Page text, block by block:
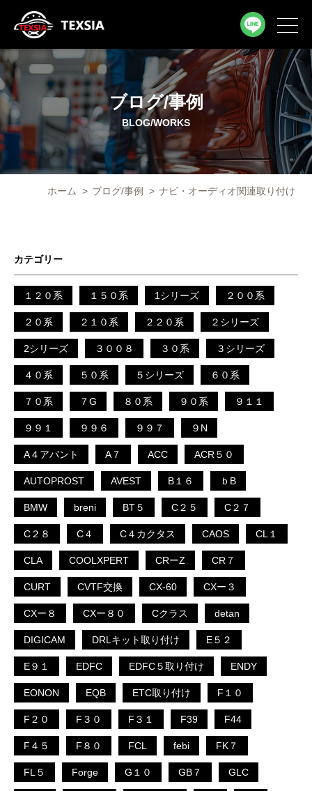
ブログ/事例
BLOG/WORKS
ホーム > ブログ/事例 > ナビ・オーディオ関連取り付け
カテゴリー
１２０系 １５０系 1シリーズ ２００系
２０系 ２１０系 ２２０系 ２シリーズ
2シリーズ ３００８ ３０系 ３シリーズ
４０系 ５０系 ５シリーズ ６０系
７０系 ７G ８０系 ９０系 ９１１
９９１ ９９６ ９９７ ９N
A４アバント A７ ACC ACR５０
AUTOPROST AVEST B１６ ｂB
BMW breni BT５ C２５ C２７
C２８ C４ C４カクタス CAOS CL１
CLA COOLXPERT CRーZ CR７
CURT CVTF交換 CX-60 CXー３
CXー８ CXー８０ Cクラス detan
DIGICAM DRLキット取り付け E５２
E９１ EDFC EDFC５取り付け ENDY
EONON EQB ETC取り付け F１０
F２０ F３０ F３１ F39 F44
F４５ F８０ FCL febi FK７
FL５ Forge G１０ GB７ GLC